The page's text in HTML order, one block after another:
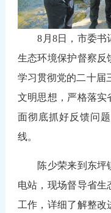
8月8日，市委书
生态环境保护督察反
学习贯彻党的二十届
文明思想，严格落实
面彻底抓好反馈问
线。
陈少荣来到东坪镇
电站，现场督导省生
工作，详细了解整改